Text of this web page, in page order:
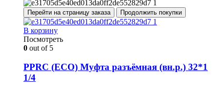
Перейти на страницу заказа Продолжить покупки
В корзину
Посмотреть
0 out of 5
PPRC (ECO) Муфта разъёмная (вн.р.) 32*1
1/4